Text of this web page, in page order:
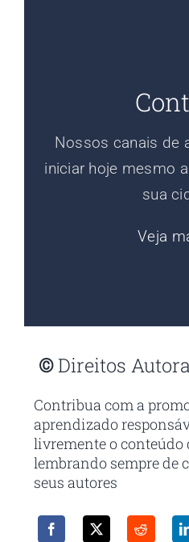
Nossos canais de
iniciar hoje mesmo
sua
Veja
©Direitos
Contribua com a
aprendizado
livremente o conteúdo
lembrando sempre de
seus autores